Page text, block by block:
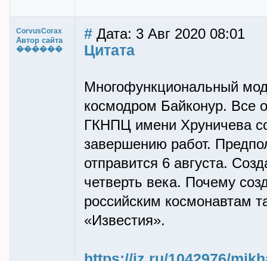
CorvusCorax
Автор сайта
������
# Дата: 3 Авг 2020 08:01
Цитата
Многофункциональный
космодром Байконур. Все
ГКНПЦ имени Хруничева
завершению работ.
отправится 6 августа.
четверть века. Почему
российским космонавтам
«Известия».